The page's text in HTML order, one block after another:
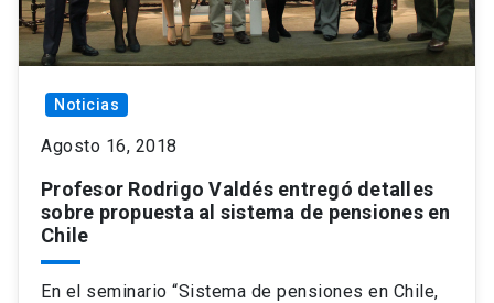
Noticias
Agosto 16, 2018
Profesor Rodrigo Valdés entregó detalles
sobre propuesta al sistema de pensiones en
Chile
En el seminario “Sistema de pensiones en Chile,